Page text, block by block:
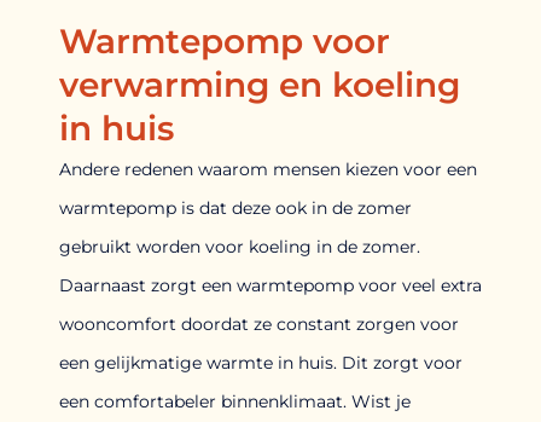
Warmtepomp voor
verwarming en koeling
in huis
Andere redenen waarom mensen kiezen voor een
warmtepomp is dat deze ook in de zomer
gebruikt worden voor koeling in de zomer.
Daarnaast zorgt een warmtepomp voor veel extra
wooncomfort doordat ze constant zorgen voor
een gelijkmatige warmte in huis. Dit zorgt voor
een comfortabeler binnenklimaat. Wist je